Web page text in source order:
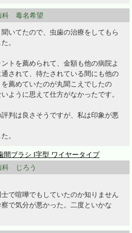
科 毒名希望
いてたので、虫歯の治療をしてもら
。
トを薦められて、金額も他の病院よ
されて、待たされている間にも他の
薦めていたのが丸聞こえでしたの
ように思えて仕方がなかったです。
判は良さそうですが、私は印象が悪
。
間ブラシ I字型 ワイヤータイプ
科 じろう
で喧嘩でもしていたのか知りません
で気分が悪かった。二度といかな